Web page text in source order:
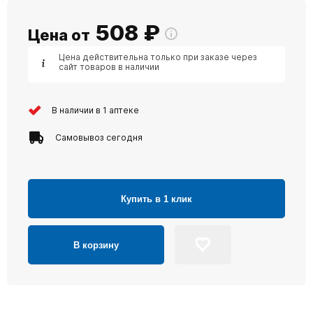
Цена от 508 ₽
Цена действительна только при заказе через
сайт товаров в наличии
В наличии в 1 аптеке
Самовывоз сегодня
Купить в 1 клик
В корзину